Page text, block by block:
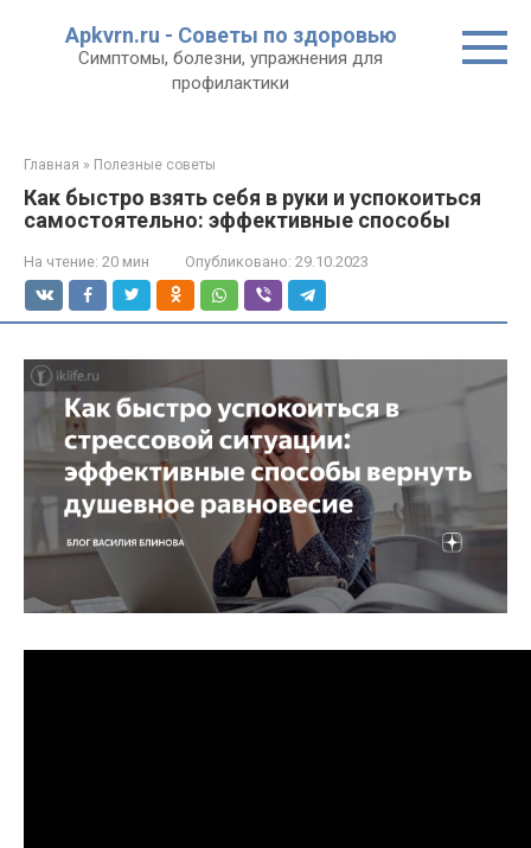
Apkvrn.ru - Советы по здоровью
Симптомы, болезни, упражнения для
профилактики
Главная » Полезные советы
Как быстро взять себя в руки и успокоиться
самостоятельно: эффективные способы
На чтение: 20 мин Опубликовано: 29.10.2023